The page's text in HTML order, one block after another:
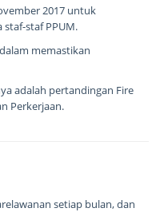
2017 untuk
staf PPUM.
memastikan
adalah pertandingan Fire
Perkerjaan.
setiap bulan, dan